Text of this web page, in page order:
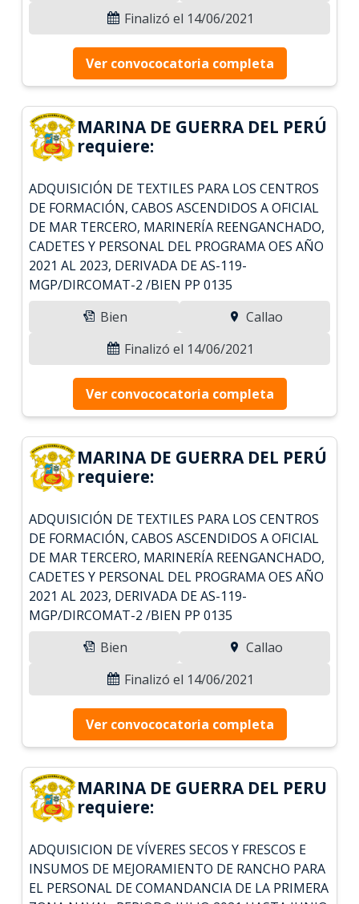
Finalizó el 14/06/2021
Ver convococatoria completa
MARINA DE GUERRA DEL PERÚ
requiere:
ADQUISICIÓN DE TEXTILES PARA LOS CENTROS
DE FORMACIÓN, CABOS ASCENDIDOS A OFICIAL
DE MAR TERCERO, MARINERÍA REENGANCHADO,
CADETES Y PERSONAL DEL PROGRAMA OES AÑO
2021 AL 2023, DERIVADA DE AS-119-
MGP/DIRCOMAT-2 /BIEN PP 0135
Bien
Callao
Finalizó el 14/06/2021
Ver convococatoria completa
MARINA DE GUERRA DEL PERÚ
requiere:
ADQUISICIÓN DE TEXTILES PARA LOS CENTROS
DE FORMACIÓN, CABOS ASCENDIDOS A OFICIAL
DE MAR TERCERO, MARINERÍA REENGANCHADO,
CADETES Y PERSONAL DEL PROGRAMA OES AÑO
2021 AL 2023, DERIVADA DE AS-119-
MGP/DIRCOMAT-2 /BIEN PP 0135
Bien
Callao
Finalizó el 14/06/2021
Ver convococatoria completa
MARINA DE GUERRA DEL PERU
requiere:
ADQUISICION DE VÍVERES SECOS Y FRESCOS E
INSUMOS DE MEJORAMIENTO DE RANCHO PARA
EL PERSONAL DE COMANDANCIA DE LA PRIMERA